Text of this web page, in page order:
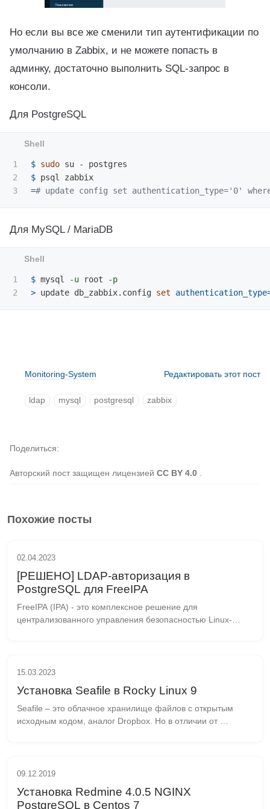
Но если вы все же сменили тип аутентификации по
умолчанию в Zabbix, и не можете попасть в
админку, достаточно выполнить SQL-запрос в
консоли.
Для PostgreSQL
1
2
$ sudo
$
=# update config set authentication_type='0'
Для MySQL / MariaDB
1
$ mysql -u root
-p
> update db_zabbix.config set authentication_type
Monitoring-System Редактировать этот пост
ldap mysql postgresql zabbix
Авторский пост защищен лицензией CC BY 4.0
Поделиться
Похожие посты
02.04.2023
[РЕШЕНО] LDAP-авторизация в
PostgreSQL для FreeIPA
FreeIPA (IPA) - это комплексное решение для
централизованного управления безопасностью Linux-
15.03.2023
Установка Seafile в Rocky Linux 9
Seafile – это облачное хранилище файлов с открытым
исходным кодом, аналог Dropbox. Но в отличии от
09.12.2019
Установка Redmine 4.0.5 NGINX
PostgreSQL в Centos 7